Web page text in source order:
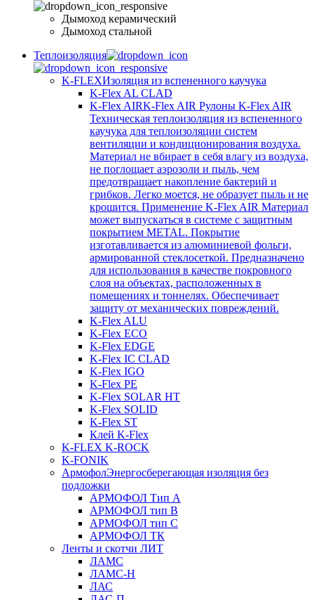
Дымоход керамический
Дымоход стальной
Теплоизоляция
K-FLEXИзоляция из вспененного каучука
K-Flex AL CLAD
K-Flex AIRK-Flex AIR Рулоны K-Flex AIR
Техническая теплоизоляция из вспененного
каучука для теплоизоляции систем
вентиляции и кондиционирования воздуха.
Материал не вбирает в себя влагу из воздуха,
не поглощает аэрозоли и пыль, чем
предотвращает накопление бактерий и
грибков. Легко моется, не образует пыль и не
крошится. Применение K-Flex AIR Материал
может выпускаться в системе c защитным
покрытием METAL. Покрытие
изготавливается из алюминиевой фольги,
армированной стеклосеткой. Предназначено
для использования в качестве покровного
слоя на объектах, расположенных в
помещениях и тоннелях. Обеспечивает
защиту от механических повреждений.
K-Flex ALU
K-Flex ECO
K-Flex EDGE
K-Flex IC CLAD
K-Flex IGO
K-Flex PE
K-Flex SOLAR HT
K-Flex SOLID
K-Flex ST
Клей K-Flex
K-FLEX K-ROCK
K-FONIK
АрмофолЭнергосберегающая изоляция без
подложки
АРМОФОЛ Тип А
АРМОФОЛ тип В
АРМОФОЛ тип C
АРМОФОЛ ТК
Ленты и скотчи ЛИТ
ЛАМС
ЛАМС-Н
ЛАС